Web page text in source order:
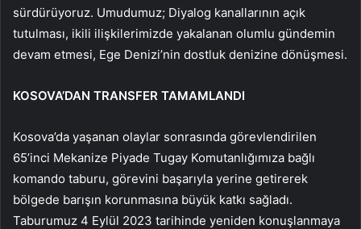
sürdürüyoruz. Umudumuz; Diyalog kanallarının açık
tutulması, ikili ilişkilerimizde yakalanan olumlu gündemin
devam etmesi, Ege Denizi’nin dostluk denizine dönüşmesi.
KOSOVA’DAN TRANSFER TAMAMLANDI
Kosova’da yaşanan olaylar sonrasında görevlendirilen
65’inci Mekanize Piyade Tugay Komutanlığımıza bağlı
komando taburu, görevini başarıyla yerine getirerek
bölgede barışın korunmasına büyük katkı sağladı.
Taburumuz 4 Eylül 2023 tarihinde yeniden konuşlanmaya